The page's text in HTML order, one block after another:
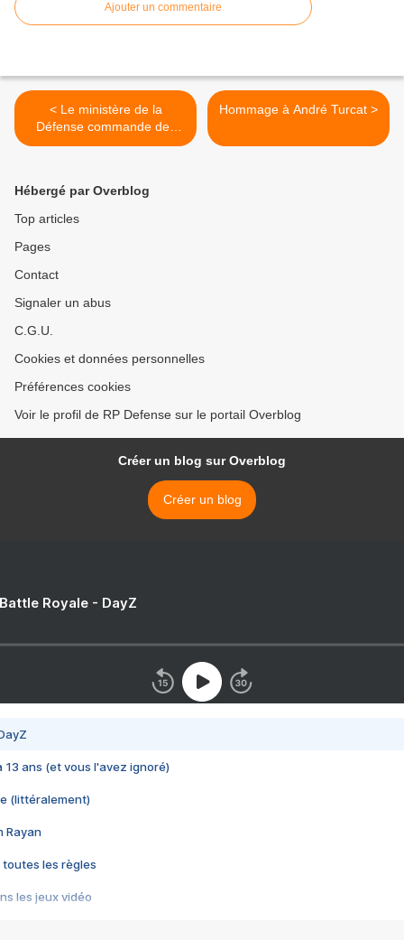
Ajouter un commentaire
< Le ministère de la
Défense commande des
véhicules pour les forces
Hommage à André Turcat >
Hébergé par Overblog
Top articles
Pages
Contact
Signaler un abus
C.G.U.
Cookies et données personnelles
Préférences cookies
Voir le profil de RP Defense sur le portail Overblog
Créer un blog sur Overblog
Créer un blog
Royale - DayZ
13 ans (et vous l'avez ignoré)
(littéralement)
Rayan
toutes les règles
les jeux vidéo